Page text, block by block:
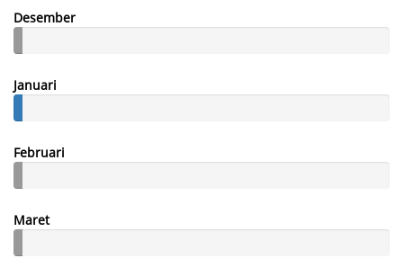
Desember
Januari
Februari
Maret